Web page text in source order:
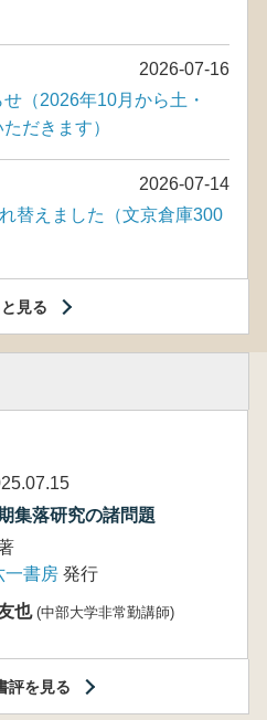
2026-07-16
（2026年10月から土・
だきます）
2026-07-14
替えました（文京倉庫300
見る
集落研究の諸問題
一書房 発行
也 (中部大学非常勤講師)
評を見る